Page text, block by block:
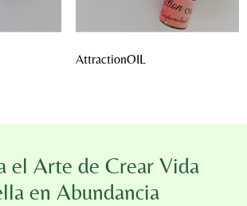
AttractionOIL
el Arte de Crear Vida
en Abundancia